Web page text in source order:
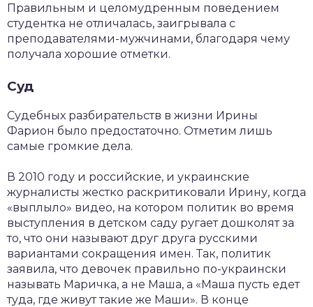
Правильным и целомудренным поведением
студентка не отличалась, заигрывала с
преподавателями-мужчинами, благодаря чему
получала хорошие отметки.
Суд
Судебных разбирательств в жизни Ирины
Фарион было предостаточно. Отметим лишь
самые громкие дела.
В 2010 году и российские, и украинские
журналисты жестко раскритиковали Ирину, когда
«выплыло» видео, на котором политик во время
выступления в детском саду ругает дошколят за
то, что они называют друг друга русскими
вариантами сокращения имен. Так, политик
заявила, что девочек правильно по-украински
называть Маричка, а не Маша, а «Маша пусть едет
туда, где живут такие же Маши». В конце